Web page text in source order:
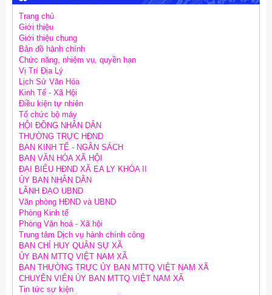
Trang chủ
Giới thiệu
Giới thiệu chung
Bản đồ hành chính
Chức năng, nhiệm vụ, quyền hạn
Vị Trí Địa Lý
Lịch Sử Văn Hóa
Kinh Tế - Xã Hội
Điều kiện tự nhiên
Tổ chức bộ máy
HỘI ĐỒNG NHÂN DÂN
THƯỜNG TRỰC HĐND
BAN KINH TẾ - NGÂN SÁCH
BAN VĂN HÓA XÃ HỘI
ĐẠI BIỂU HĐND XÃ EA LY KHÓA II
ỦY BAN NHÂN DÂN
LÃNH ĐẠO UBND
Văn phòng HĐND và UBND
Phòng Kinh tế
Phòng Văn hoá - Xã hội
Trung tâm Dịch vụ hành chính công
BAN CHỈ HUY QUÂN SỰ XÃ
ỦY BAN MTTQ VIỆT NAM XÃ
BAN THƯỜNG TRỰC ỦY BAN MTTQ VIỆT NAM XÃ
CHUYÊN VIÊN ỦY BAN MTTQ VIỆT NAM XÃ
Tin tức sự kiện